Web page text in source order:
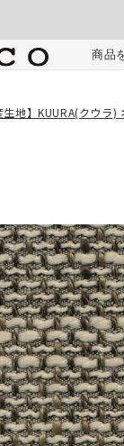
商品
生地】KUURA(クウラ